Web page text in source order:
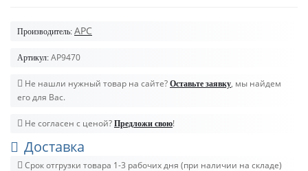
Производитель: APC
Артикул: AP9470
Не нашли нужный товар на сайте? Оставьте заявку, мы найдем
его для Вас.
Не согласен с ценой? Предложи свою!
Доставка
Срок отгрузки товара 1-3 рабочих дня (при наличии на складе)